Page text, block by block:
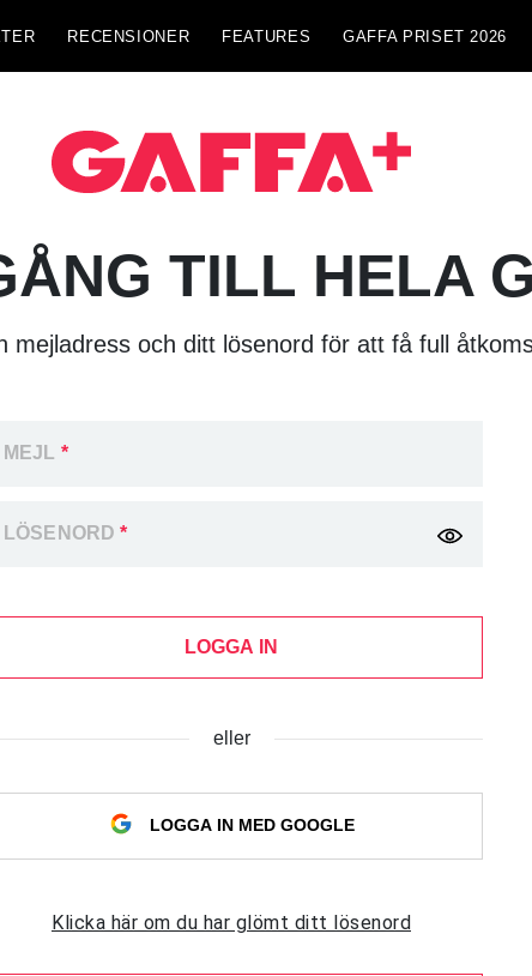
RECENSIONER FEATURES GAFFA PRISET 2026
TILL HELA
mejladress och ditt lösenord för att få full
MEJL *
LÖSENORD*
LOGGA IN
eller
LOGGA IN MED GOOGLE
Klicka här om du har glömt ditt lösenord